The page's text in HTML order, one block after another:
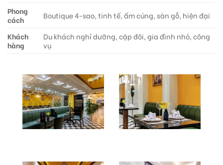
Phong
cách
Boutique 4-sao, tinh tế, ấm cúng, sàn gỗ, hiện đại
Khách
hàng
Du khách nghỉ dưỡng, cặp đôi, gia đình nhỏ, công
vụ